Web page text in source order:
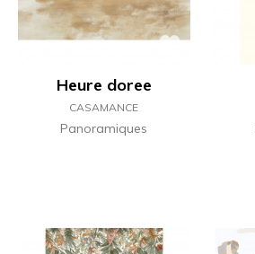
Heure doree
CASAMANCE
Panoramiques